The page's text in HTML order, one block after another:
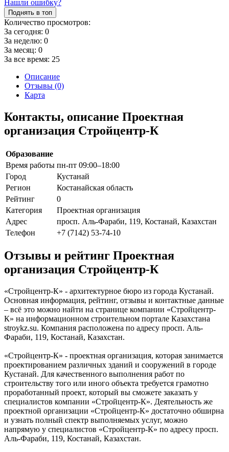
Нашли ошибку?
Поднять в топ
Количество просмотров:
За сегодня: 0
За неделю: 0
За месяц: 0
За все время: 25
Описание
Отзывы (0)
Карта
Контакты, описание Проектная
организация Стройцентр-К
Образование
Время работы пн-пт 09:00–18:00
Город
Кустанай
Регион
Костанайская область
Рейтинг
0
Категория
Проектная организация
Адрес
просп. Аль-Фараби, 119, Костанай, Казахстан
Телефон
+7 (7142) 53-74-10
Отзывы и рейтинг Проектная
организация Стройцентр-К
«Стройцентр-К» - архитектурное бюро из города Кустанай.
Основная информация, рейтинг, отзывы и контактные данные
– всё это можно найти на странице компании «Стройцентр-
К» на информационном строительном портале Казахстана
stroykz.su. Компания расположена по адресу просп. Аль-
Фараби, 119, Костанай, Казахстан.
«Стройцентр-К» - проектная организация, которая занимается
проектированием различных зданий и сооружений в городе
Кустанай. Для качественного выполнения работ по
строительству того или иного объекта требуется грамотно
проработанный проект, который вы сможете заказать у
специалистов компании «Стройцентр-К». Деятельность же
проектной организации «Стройцентр-К» достаточно обширна
и узнать полный спектр выполняемых услуг, можно
напрямую у специалистов «Стройцентр-К» по адресу просп.
Аль-Фараби, 119, Костанай, Казахстан.